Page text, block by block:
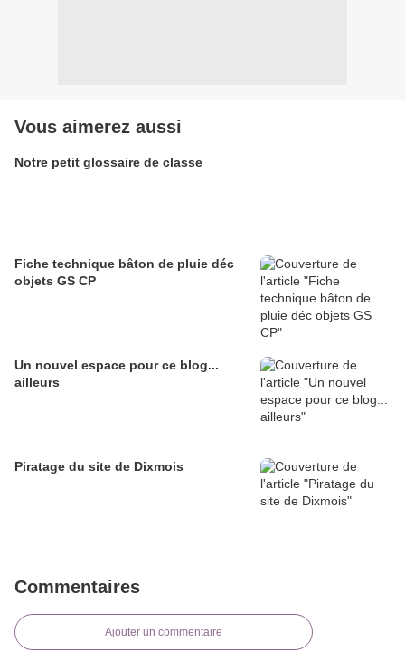
Vous aimerez aussi
Notre petit glossaire de classe
Fiche technique bâton de pluie déc
objets GS CP
Un nouvel espace pour ce blog...
ailleurs
Piratage du site de Dixmois
Commentaires
Ajouter un commentaire